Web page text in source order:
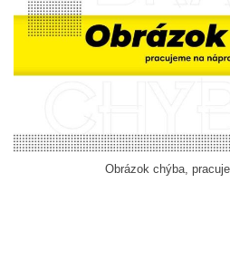
Obrázok chýba,